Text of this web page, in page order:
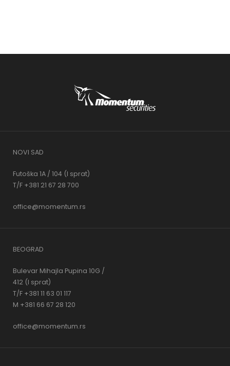
NOVI SAD
Futoška 1A / 104 (I sprat)
T/F +381 21 67 28 700
office@momentum.rs
BEOGRAD
Bulevar Mihajla Pupina 10G /
412 (I sprat)
T/F +381 11 63 01 117
M +381 66 67 28 120
office@momentum.rs